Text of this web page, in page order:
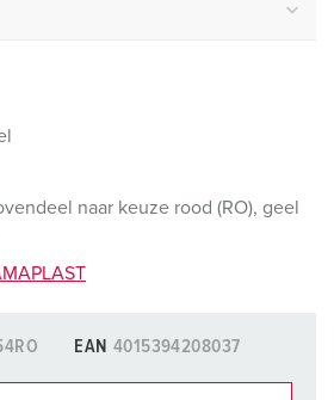
naar keuze rood (RO), geel
EAN 4015394208037